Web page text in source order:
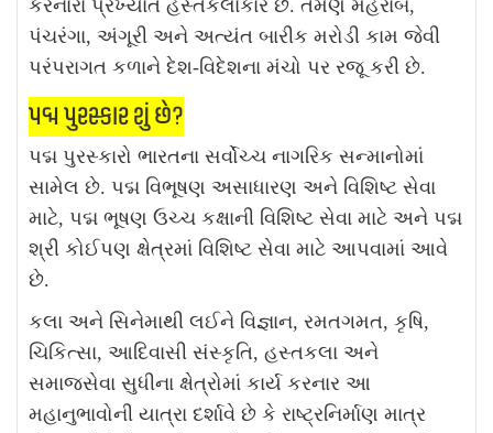
કરનારા પ્રખ્યાત હસ્તકલાકાર છે. તેમણે મહેરાબ,
પંચરંગા, અંગૂરી અને અત્યંત બારીક મરોડી કામ જેવી
પરંપરાગત કળાને દેશ-વિદેશના મંચો પર રજૂ કરી છે.
પદ્મ પુરસ્કાર શું છે?
પદ્મ પુરસ્કારો ભારતના સર્વોચ્ચ નાગરિક સન્માનોમાં
સામેલ છે. પદ્મ વિભૂષણ અસાધારણ અને વિશિષ્ટ સેવા
માટે, પદ્મ ભૂષણ ઉચ્ચ કક્ષાની વિશિષ્ટ સેવા માટે અને પદ્મ
શ્રી કોઈપણ ક્ષેત્રમાં વિશિષ્ટ સેવા માટે આપવામાં આવે
છે.
કલા અને સિનેમાથી લઈને વિજ્ઞાન, રમતગમત, કૃષિ,
ચિકિત્સા, આદિવાસી સંસ્કૃતિ, હસ્તકલા અને
સમાજસેવા સુધીના ક્ષેત્રોમાં કાર્ય કરનાર આ
મહાનુભાવોની યાત્રા દર્શાવે છે કે રાષ્ટ્રનિર્માણ માત્ર